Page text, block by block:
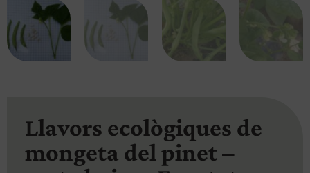
Llavors ecològiques de
mongeta del pinet –